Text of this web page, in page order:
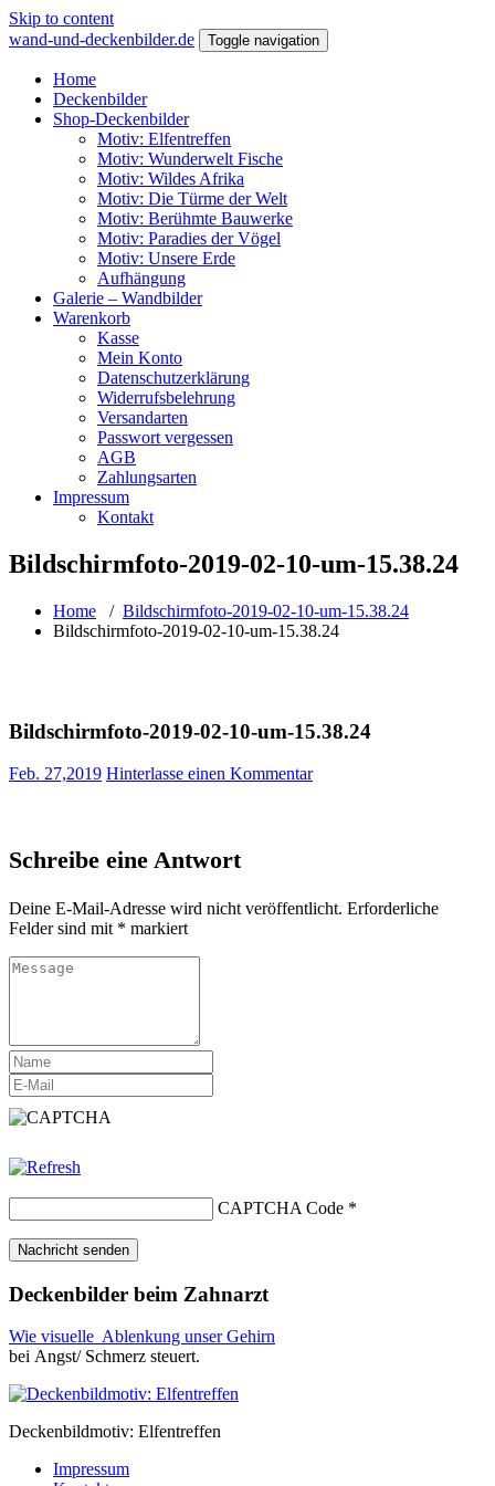
Skip to content
wand-und-deckenbilder.de
Toggle navigation
Home
Deckenbilder
Shop-Deckenbilder
Motiv: Elfentreffen
Motiv: Wunderwelt Fische
Motiv: Wildes Afrika
Motiv: Die Türme der Welt
Motiv: Berühmte Bauwerke
Motiv: Paradies der Vögel
Motiv: Unsere Erde
Aufhängung
Galerie – Wandbilder
Warenkorb
Kasse
Mein Konto
Datenschutzerklärung
Widerrufsbelehrung
Versandarten
Passwort vergessen
AGB
Zahlungsarten
Impressum
Kontakt
Bildschirmfoto-2019-02-10-um-15.38.24
Home / Bildschirmfoto-2019-02-10-um-15.38.24
Bildschirmfoto-2019-02-10-um-15.38.24
Bildschirmfoto-2019-02-10-um-15.38.24
Feb. 27,2019 Hinterlasse einen Kommentar
Schreibe eine Antwort
Deine E-Mail-Adresse wird nicht veröffentlicht. Erforderliche
Felder sind mit * markiert
CAPTCHA Code *
Deckenbilder beim Zahnarzt
Wie visuelle Ablenkung unser Gehirn
bei Angst/ Schmerz steuert.
Deckenbildmotiv: Elfentreffen
Impressum